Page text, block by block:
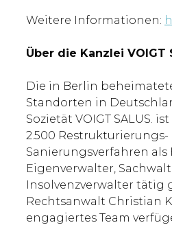
Weitere Informationen:
Über die Kanzlei VOIGT
Die in Berlin
Standorten in
Sozietät VOIGT SALUS.
2.500 Restrukturierungs-
Sanierungsverfahren als
Eigenverwalter,
Insolvenzverwalter tätig
Rechtsanwalt Christian
engagiertes Team